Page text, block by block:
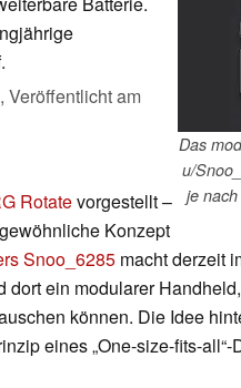
Das
u/
je
Veröffentlicht am
Rotatevorgestellt –
Konzept
Snoo_6285 macht derzeit
ein modularer
können. Die Idee
eines „One-size-fits-